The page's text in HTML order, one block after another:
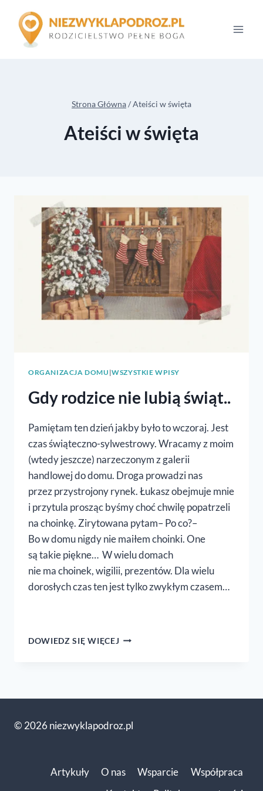
treści
Strona Główna/Ateiści w święta
Ateiści w święta
ORGANIZACJA DOMU |WSZYSTKIE WPISY
Gdy rodzice nie lubią świąt..
Pamiętam ten dzień jakby było to wczoraj. Jest
czas świąteczno-sylwestrowy. Wracamy z moim
(wtedy jeszcze) narzeczonym z galerii
handlowej do domu. Droga prowadzi nas
przez przystrojony rynek. Łukasz obejmuje mnie
i przytula prosząc byśmy choć chwilę popatrzeli
na choinkę. Zirytowana pytam– Po co?–
Bo w domu nigdy nie maiłem choinki. One
są takie piękne… W wielu domach
nie ma choinek, wigilii, prezentów. Dla wielu
dorosłych czas ten jest tylko zwykłym czasem…
DOWIEDZ SIĘ WIĘCEJ GDY RODZICE
© 2026 niezwyklapodroz.pl
Artykuły O nas Wsparcie
Współpraca